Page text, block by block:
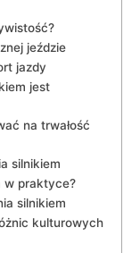
jeździe
jazdy
jest
na trwałość
silnikiem
w praktyce?
silnikiem
kulturowych